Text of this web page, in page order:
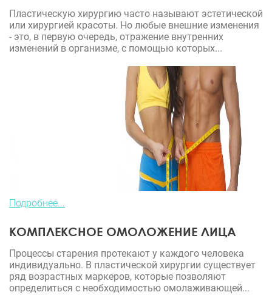
Пластическую хирургию часто называют эстетической
или хирургией красоты. Но любые внешние изменения
- это, в первую очередь, отражение внутренних
изменений в организме, с помощью которых...
Подробнее...
КОМПЛЕКСНОЕ ОМОЛОЖЕНИЕ ЛИЦА
Процессы старения протекают у каждого человека
индивидуально. В пластической хирургии существует
ряд возрастных маркеров, которые позволяют
определиться с необходимостью омолаживающей...